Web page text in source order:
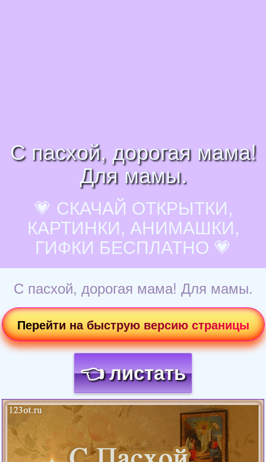
С пасхой, дорогая мама!
Для мамы.
💗 СКАЧАЙ ОТКРЫТКИ,
КАРТИНКИ, АНИМАШКИ,
ГИФКИ БЕСПЛАТНО 💗
С пасхой, дорогая мама! Для мамы.
Перейти на быструю версию страницы
👈 листать
Загрузка картинки...